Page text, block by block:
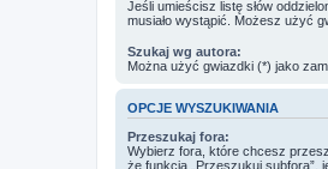
Jeśli umieścisz listę słów
musiało wystąpić. Możesz użyć
Szukaj wg autora:
Można użyć gwiazdki (*) jako
OPCJE WYSZUKIWANIA
Przeszukaj fora:
Wybierz fora, które chcesz
że funkcja „Przeszukuj subfora”,